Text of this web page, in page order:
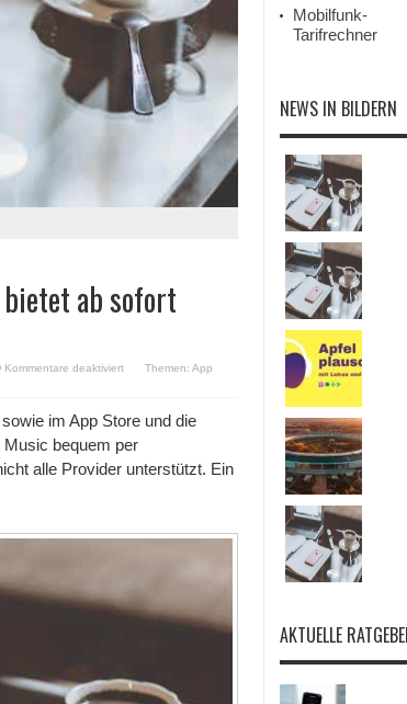
ab sofort
Kommentare deaktiviertfür
&
Apple
Apple
Bezahlung
Themen: App
im App Store und die
Music bequem per
alle Provider unterstützt. Ein
Mobilfunk-
Tarifrechner
NEWS IN BILDERN
AKTUELLE